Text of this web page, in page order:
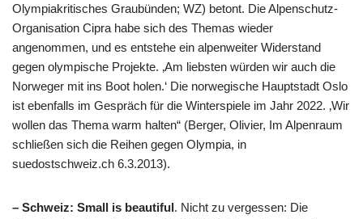
Olympiakritisches Graubünden; WZ) betont. Die Alpenschutz-
Organisation Cipra habe sich des Themas wieder
angenommen, und es entstehe ein alpenweiter Widerstand
gegen olympische Projekte. ‚Am liebsten würden wir auch die
Norweger mit ins Boot holen.‘ Die norwegische Hauptstadt Oslo
ist ebenfalls im Gespräch für die Winterspiele im Jahr 2022. ‚Wir
wollen das Thema warm halten“ (Berger, Olivier, Im Alpenraum
schließen sich die Reihen gegen Olympia, in
suedostschweiz.ch 6.3.2013).
– Schweiz: Small is beautiful. Nicht zu vergessen: Die